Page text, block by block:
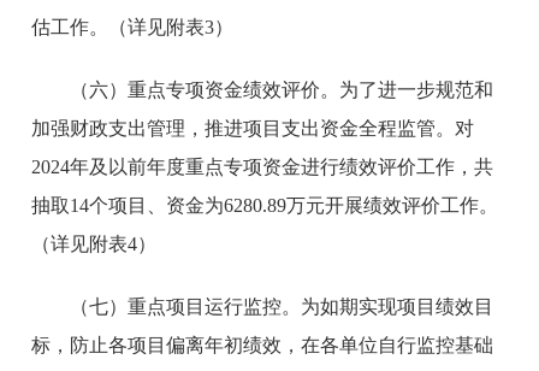
估工作。（详见附表3）
（六）重点专项资金绩效评价。 为了进一步规范和
加强财政支出管理，推进项目支出资金全程监管。对
2024年及以前年度重点专项资金进行绩效评价工作，共
抽取14个项目、资金为6280.89万元开展绩效评价工作。
（详见附表4）
（七）重点项目运行监控。 为如期实现项目绩效目
标，防止各项目偏离年初绩效，在各单位自行监控基础